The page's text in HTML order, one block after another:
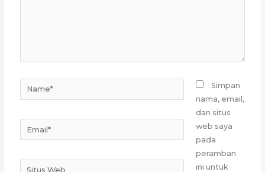
Name*
Email*
Situs
Simpan
nama, email,
dan situs
web saya
pada
peramban
ini untuk